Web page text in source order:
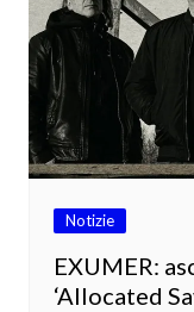
Notizie
EXUMER:
‘Allocated